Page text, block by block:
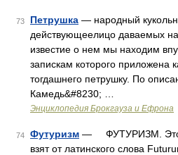
73 Петрушка — народный
действующеелицо даваемых
известие о нем мы находим
запискам которого приложена
тогдашнего петрушку. По
Камедь&#8230; …
Энциклопедия Брокгауза и Ефрона
74 Футуризм — ФУТУРИЗМ. Этот
взят от латинского слова